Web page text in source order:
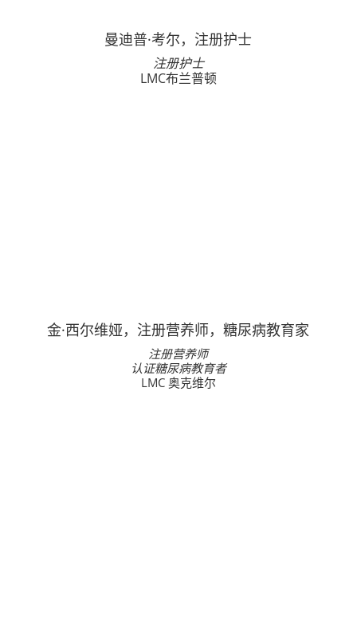
曼迪普·考尔，注册护士
注册护士
LMC布兰普顿
金·西尔维娅，注册营养师，糖尿病教育家
注册营养师
认证糖尿病教育者
LMC 奥克维尔